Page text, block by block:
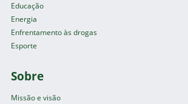
Educação
Energia
Enfrentamento às drogas
Esporte
Sobre
Missão e visão